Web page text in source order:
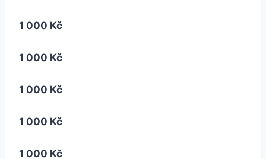
1 000 Kč
1 000 Kč
1 000 Kč
1 000 Kč
1 000 Kč